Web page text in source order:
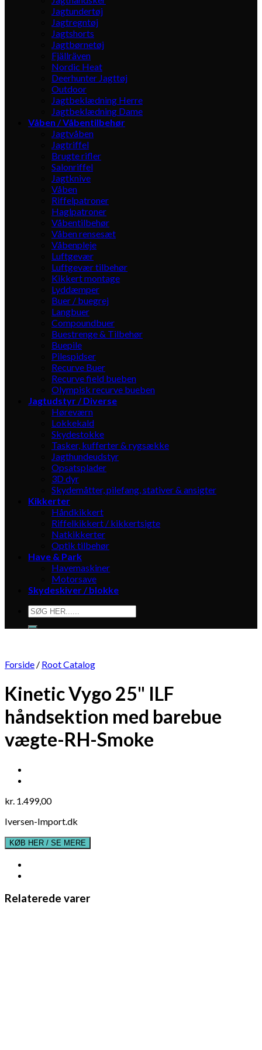
Jagtundertøj
Jagtregntøj
Jagtshorts
Jagtbørnetøj
Fjällräven
Nordic Heat
Deerhunter Jagttøj
Outdoor
Jagtbeklædning Herre
Jagtbeklædning Dame
Våben / Våbentilbehør
Jagtvåben
Jagtriffel
Brugte rifler
Salonriffel
Jagtknive
Våben
Riffelpatroner
Haglpatroner
Våbentilbehør
Våben rensesæt
Våbenpleje
Luftgevær
Luftgevær tilbehør
Kikkert montage
Lyddæmper
Buer / buegrej
Langbuer
Compoundbuer
Buestrenge & Tilbehør
Buepile
Pilespidser
Recurve Buer
Recurve field bueben
Olympisk recurve bueben
Jagtudstyr / Diverse
Høreværn
Lokkekald
Skydestokke
Tasker, kufferter & rygsække
Jagthundeudstyr
Opsatsplader
3D dyr
Skydemåtter, pilefang, stativer & ansigter
Kikkerter
Håndkikkert
Riffelkikkert / kikkertsigte
Natkikkerter
Optik tilbehør
Have & Park
Havemaskiner
Motorsave
Skydeskiver / blokke
Søg
efter:
Forside / Root Catalog
Kinetic Vygo 25" ILF
håndsektion med barebue
vægte-RH-Smoke
kr. 1.499,00
Iversen-Import.dk
KØB HER / SE MERE
Relaterede varer